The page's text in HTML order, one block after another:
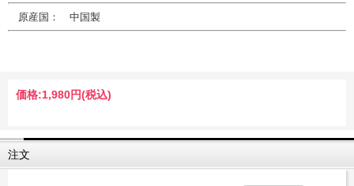
原産国： 中国製
価格:1,980円(税込)
注文